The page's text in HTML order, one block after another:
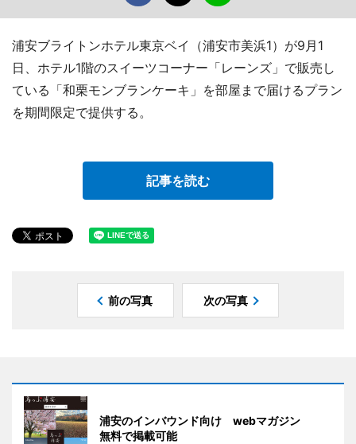
浦安ブライトンホテル東京ベイ（浦安市美浜1）が9月1
日、ホテル1階のスイーツコーナー「レーンズ」で販売し
ている「和栗モンブランケーキ」を部屋まで届けるプラン
を期間限定で提供する。
記事を読む
前の写真 次の写真
浦安のインバウンド向け webマガジン
無料で掲載可能